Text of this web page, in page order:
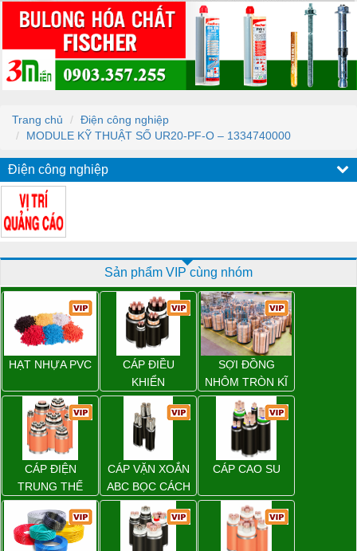
Trang chủ
Điện công nghiệp
MODULE KỸ THUẬT SỐ UR20-PF-O – 1334740000
Điện công nghiệp
Sản phẩm VIP cùng nhóm
HẠT NHỰA PVC
CÁP ĐIỀU
KHIỂN
SỢI ĐỒNG
NHÔM TRÒN KĨ
THUẬT ĐIỆN
CÁP ĐIỆN
TRUNG THẾ
CÁP VẶN XOẮN
ABC BỌC CÁCH
ĐIỆN XLPE
CÁP CAO SU